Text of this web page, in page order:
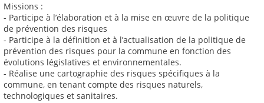
Missions :
- Participe à l’élaboration et à la mise en œuvre de la politique
de prévention des risques
- Participe à la définition et à l’actualisation de la politique de
prévention des risques pour la commune en fonction des
évolutions législatives et environnementales.
- Réalise une cartographie des risques spécifiques à la
commune, en tenant compte des risques naturels,
technologiques et sanitaires.